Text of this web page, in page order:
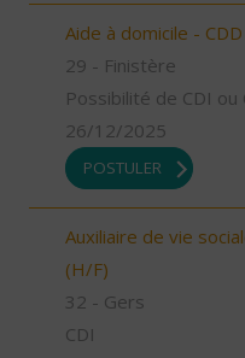
Aide à domicile -
29 - Finistère
Possibilité de CDI ou
26/12/2025
POSTULER
Auxiliaire de vie
(H/F)
32 - Gers
CDI